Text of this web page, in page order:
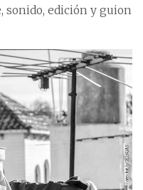
sonido, edición y guion